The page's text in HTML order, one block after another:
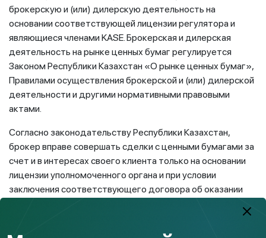
брокерскую и (или) дилерскую деятельность на
основании соответствующей лицензии регулятора и
являющиеся членами KASE. Брокерская и дилерская
деятельность на рынке ценных бумаг регулируется
Законом Республики Казахстан «О рынке ценных бумаг»,
Правилами осуществления брокерской и (или) дилерской
деятельности и другими нормативными правовыми
актами.
Согласно законодательству Республики Казахстан,
брокер вправе совершать сделки с ценными бумагами за
счет и в интересах своего клиента только на основании
лицензии уполномоченного органа и при условии
заключения соответствующего договора об оказании
решили заключить договор с брокером, вам необходимо,
в первую очередь, проверить на интернет-ресурсе